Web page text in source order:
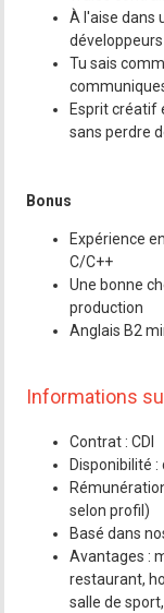
À l'aise dans
développeurs
Tu sais
Esprit créatif
sans perdre
Bonus
Expérience
C/C++
Une bonne
production
Anglais B2
Informations
Contrat : CDI
Disponibilité
selon profil)
Basé dans
Avantages :
restaurant,
salle de